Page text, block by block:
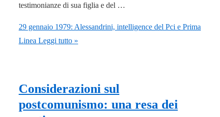
testimonianze di sua figlia e del …
29 gennaio 1979: Alessandrini, intelligence del Pci e Prima
Linea Leggi tutto »
Considerazioni sul
postcomunismo: una resa dei